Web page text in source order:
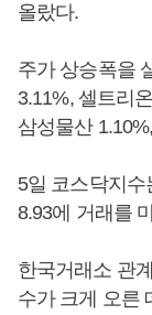
올랐다.
주가 상승폭을
3.11%, 셀트리
삼성물산
5일 코스닥지수
8.93에 거래를
한국거래소 관
수가 크게 오른